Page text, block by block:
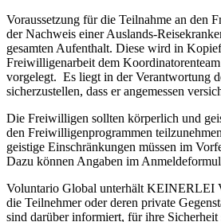
Voraussetzung für die Teilnahme an den
der Nachweis einer Auslands-
gesamten Aufenthalt. Diese wird in
Freiwilligenarbeit dem
vorgelegt. Es liegt in der Verantwortung
sicherzustellen, dass er angemessen
Die Freiwilligen sollten körperlich und
den Freiwilligenprogrammen
geistige Einschränkungen müssen im
Dazu können Angaben im
Voluntario Global unterhält KEINERLEI
die Teilnehmer oder deren private
sind darüber informiert, für ihre Sicherheit